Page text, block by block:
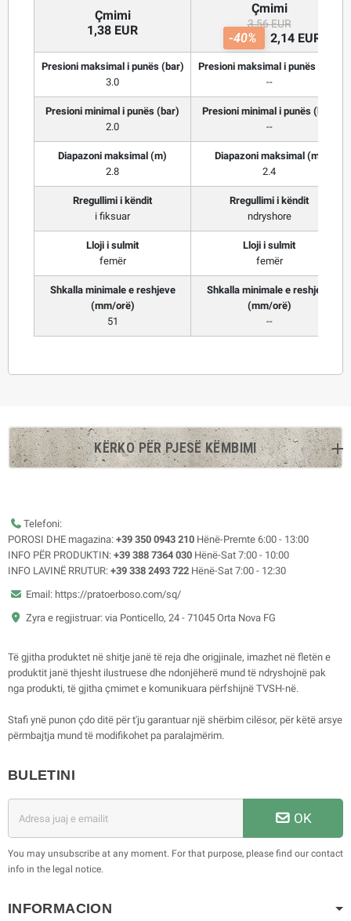
Çmimi
1,38 EUR
Çmimi
3,56 EUR
-40% 2,14 EUR
Presioni maksimal i punës (bar)
3.0
Presioni maksimal i punës (bar)
--
Presioni minimal i punës (bar)
2.0
Presioni minimal i punës (bar)
--
Diapazoni maksimal (m)
2.8
Diapazoni maksimal (m)
2.4
Rregullimi i këndit
i fiksuar
Rregullimi i këndit
ndryshore
Lloji i sulmit
femër
Lloji i sulmit
femër
Shkalla minimale e reshjeve
(mm/orë)
51
Shkalla minimale e reshjeve
(mm/orë)
--
KËRKO PËR PJESË KËMBIMI
Telefoni:
POROSI DHE magazina: +39 350 0943 210 Hënë-Premte 6:00 - 13:00
INFO PËR PRODUKTIN: +39 388 7364 030 Hënë-Sat 7:00 - 10:00
INFO LAVINË RRUTUR: +39 338 2493 722 Hënë-Sat 7:00 - 12:30
Email: https://pratoerboso.com/sq/
Zyra e regjistruar: via Ponticello, 24 - 71045 Orta Nova FG
Të gjitha produktet në shitje janë të reja dhe origjinale, imazhet në fletën e
produktit janë thjesht ilustruese dhe ndonjëherë mund të ndryshojnë pak
nga produkti, të gjitha çmimet e komunikuara përfshijnë TVSH-në.
Stafi ynë punon çdo ditë për t'ju garantuar një shërbim cilësor, për këtë arsye
përmbajtja mund të modifikohet pa paralajmërim.
BULETINI
OK
You may unsubscribe at any moment. For that purpose, please find our contact
info in the legal notice.
INFORMACION